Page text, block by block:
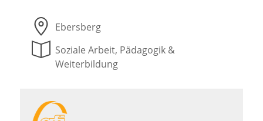
Ebersberg
Soziale Arbeit, Pädagogik &
Weiterbildung